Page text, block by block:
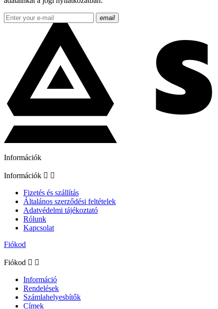
email
Információk
Információk  
Fizetés és szállítás
Általános szerződési feltételek
Adatvédelmi tájékoztató
Rólunk
Kapcsolat
Fiókod
Fiókod  
Információ
Rendelések
Számlahelyesbítők
Címek